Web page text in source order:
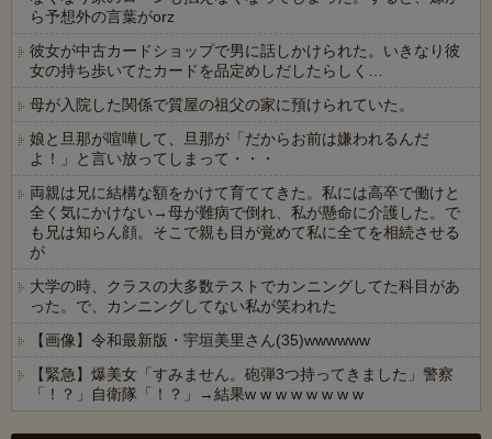
ら予想外の言葉がorz
彼女が中古カードショップで男に話しかけられた。いきなり彼
女の持ち歩いてたカードを品定めしだしたらしく…
母が入院した関係で質屋の祖父の家に預けられていた。
娘と旦那が喧嘩して、旦那が「だからお前は嫌われるんだ
よ！」と言い放ってしまって・・・
両親は兄に結構な額をかけて育ててきた。私には高卒で働けと
全く気にかけない→母が難病で倒れ、私が懸命に介護した。で
も兄は知らん顔。そこで親も目が覚めて私に全てを相続させる
が
大学の時、クラスの大多数テストでカンニングしてた科目があ
った。で、カンニングしてない私が笑われた
【画像】令和最新版・宇垣美里さん(35)wwwwww
【緊急】爆美女「すみません。砲弾3つ持ってきました」警察
「！？」自衛隊「！？」→結果w w w w w w w w